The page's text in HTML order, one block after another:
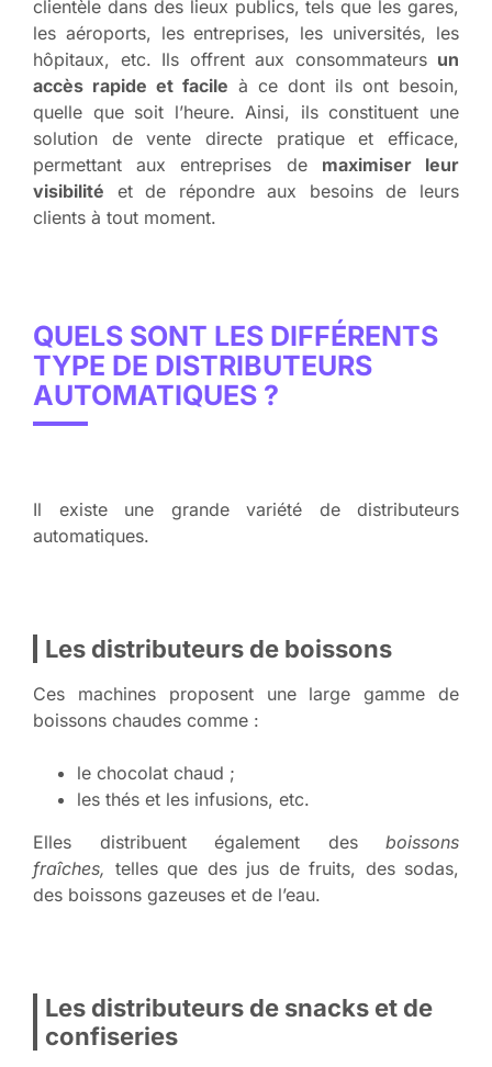
clientèle dans des lieux publics, tels que les gares,
les aéroports, les entreprises, les universités, les
hôpitaux, etc. Ils offrent aux consommateurs un
accès rapide et facile à ce dont ils ont besoin,
quelle que soit l’heure. Ainsi, ils constituent une
solution de vente directe pratique et efficace,
permettant aux entreprises de maximiser leur
visibilité et de répondre aux besoins de leurs
clients à tout moment.
QUELS SONT LES DIFFÉRENTS
TYPE DE DISTRIBUTEURS
AUTOMATIQUES ?
Il existe une grande variété de distributeurs
automatiques.
Les distributeurs de boissons
Ces machines proposent une large gamme de
boissons chaudes comme :
le chocolat chaud ;
les thés et les infusions, etc.
Elles distribuent également des boissons
fraîches, telles que des jus de fruits, des sodas,
des boissons gazeuses et de l’eau.
Les distributeurs de snacks et de
confiseries